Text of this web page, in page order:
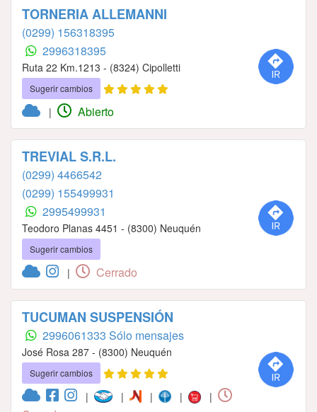
TORNERIA ALLEMANNI
(0299) 156318395
2996318395
Ruta 22 Km.1213 - (8324) Cipolletti
Sugerir cambios
| Abierto
TREVIAL S.R.L.
(0299) 4466542
(0299) 155499931
2995499931
Teodoro Planas 4451 - (8300) Neuquén
Sugerir cambios
| Cerrado
TUCUMAN SUSPENSIÓN
2996061333 Sólo mensajes
José Rosa 287 - (8300) Neuquén
Sugerir cambios
| | | | |